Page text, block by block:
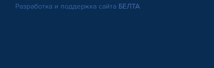
Разработка и поддержка сайта БЕЛТА